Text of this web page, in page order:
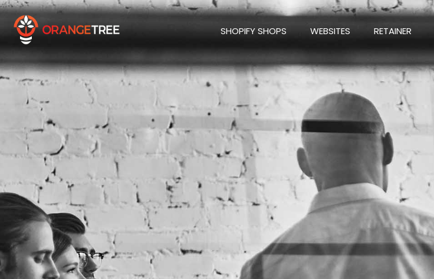
SHOPIFY SHOPS WEBSITES RETAINER